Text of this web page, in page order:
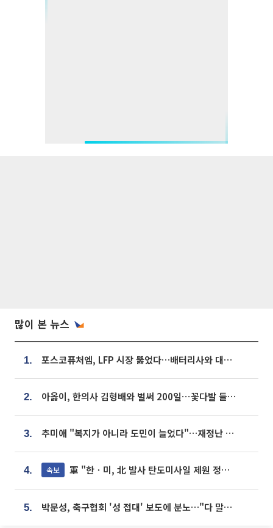
많이 본 뉴스
1. 포스코퓨처엠, LFP 시장 뚫었다…배터리사와 대규모 장기 공급 합의
2. 아옳이, 한의사 김형배와 벌써 200일⋯꽃다발 들고 "프러포즈 아냐"
3. 추미애 "복지가 아니라 도민이 늘었다"…재정난 책임론 정면돌파
4. 속보 軍 "한ㆍ미, 北 발사 탄도미사일 제원 정밀분석 중"
5. 박문성, 축구협회 '성 접대' 보도에 분노…"다 말아먹으려고 작정했나"